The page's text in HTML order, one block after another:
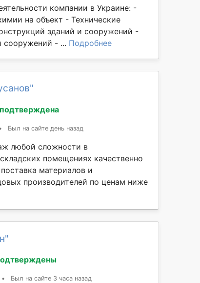
компании в Украине: -
на объект - Технические
зданий и сооружений -
сооружений - ... Подробнее
Был на сайте день назад
любой сложности в
помещениях качественно
материалов и
производителей по ценам ниже
• Был на сайте 3 часа назад